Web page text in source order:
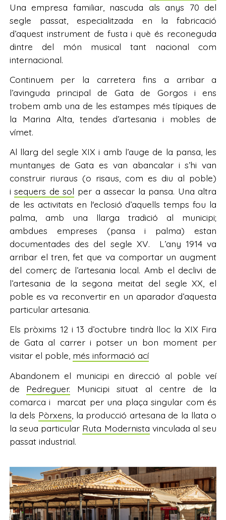
Una empresa familiar, nascuda als anys 70 del
segle passat, especialitzada en la fabricació
d’aquest instrument de fusta i què és reconeguda
dintre del món musical tant nacional com
internacional.
Continuem per la carretera fins a arribar a
l’avinguda principal de Gata de Gorgos i ens
trobem amb una de les estampes més típiques de
la Marina Alta, tendes d’artesania i mobles de
vímet.
Al llarg del segle XIX i amb l’auge de la pansa, les
muntanyes de Gata es van abancalar i s’hi van
construir riuraus (o risaus, com es diu al poble)
isequers de sol per a assecar la pansa. Una altra
de les activitats en l'eclosió d’aquells temps fou la
palma, amb una llarga tradició al municipi;
ambdues empreses (pansa i palma) estan
documentades des del segle XV. L’any 1914 va
arribar el tren, fet que va comportar un augment
del comerç de l’artesania local. Amb el declivi de
l’artesania de la segona meitat del segle XX, el
poble es va reconvertir en un aparador d’aquesta
particular artesania.
Els pròxims 12 i 13 d’octubre tindrà lloc la XIX Fira
de Gata al carrer i potser un bon moment per
visitar el poble, més informació ací
Abandonem el municipi en direcció al poble veí
de Pedreguer. Municipi situat al centre de la
comarca i marcat per una plaça singular com és
la dels Pòrxens , la producció artesana de la llata o
la seua particular Ruta Modernista vinculada al seu
passat industrial.